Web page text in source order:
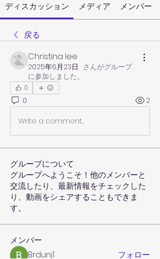
ディスカッション メディア メンバー
戻る
Christina lee
2025年6月23日 · さんがグループ
に参加しました。
0
0 2
Write a comment...
グループについて
グループへようこそ！他のメンバーと
交流したり、最新情報をチェックした
り、動画をシェアすることもできま
す。
メンバー
Brdunj1 フォロー